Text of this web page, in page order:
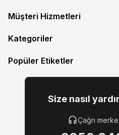
Müşteri Hizmetleri
Kategoriler
Popüler Etiketler
Size nasıl
Çağrı